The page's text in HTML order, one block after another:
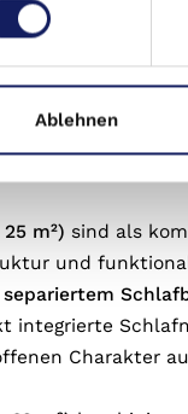
Ablehnen
die
Essen
eine Terrasse/
ermöglichen
den
m²) sind als
und
integrierte
Charakter